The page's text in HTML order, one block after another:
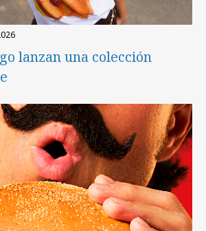
lanzan una colección